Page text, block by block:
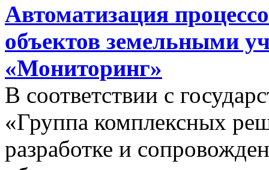
Автоматизация
объектов земельными
«Мониторинг»
В соответствии с
«Группа комплексных
разработке и